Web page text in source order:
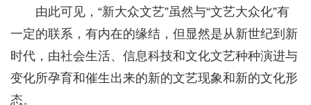
由此可见，“新大众文艺”虽然与“文艺大众化”有
一定的联系，有内在的缘结，但显然是从新世纪到新
时代，由社会生活、信息科技和文化文艺种种演进与
变化所孕育和催生出来的新的文艺现象和新的文化形
态。